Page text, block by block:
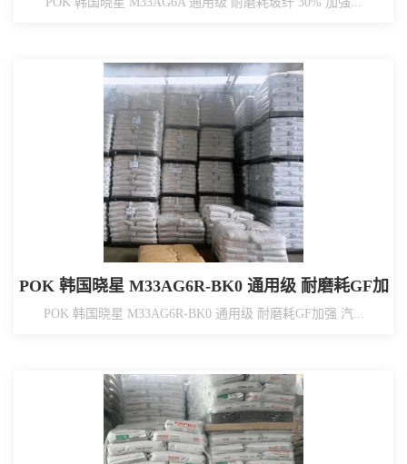
POK 韩国晓星 M33AG6R-BK0 通用级 耐磨耗GF加
强 汽车散热器底座用
POK 韩国晓星 M33AG6R-BK0 通用级 耐磨耗GF加强 汽...